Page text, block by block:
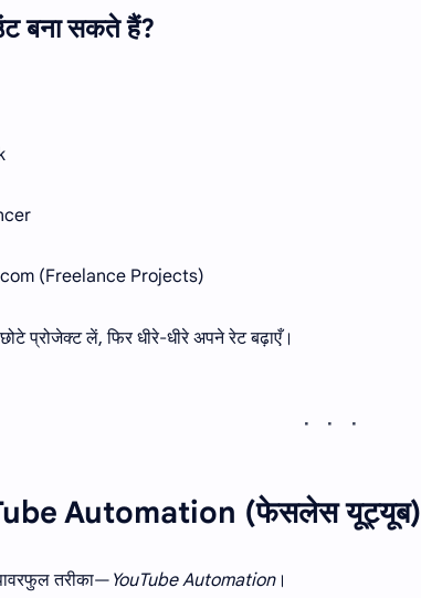
बना सकते हैं?
(Freelance Projects)
प्रोजेक्ट लें, फिर धीरे-धीरे अपने रेट बढ़ाएँ।
Automation (फेसलेस यूट्यूब)
तरीका— YouTube Automation।